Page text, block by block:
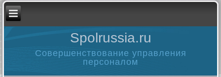
Spolrussia.ru
Совершенствование управления
персоналом